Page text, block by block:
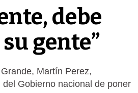
debe
gente”
Martín Perez,
Gobierno nacional de poner